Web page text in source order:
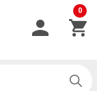
0